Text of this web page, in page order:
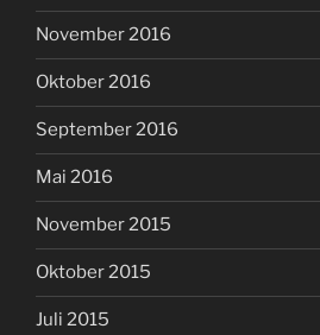
November 2016
Oktober 2016
September 2016
Mai 2016
November 2015
Oktober 2015
Juli 2015